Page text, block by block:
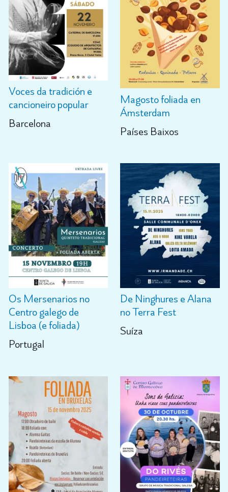
Voces da tradición e
cancioneiro popular
Barcelona
Magosto foliada en
Ámsterdam
Países Baixos
Os Mersenarios no
Centro galego de
Lisboa (e foliada)
Portugal
De Ninghures e Alana
no Terra Fest
Suíza